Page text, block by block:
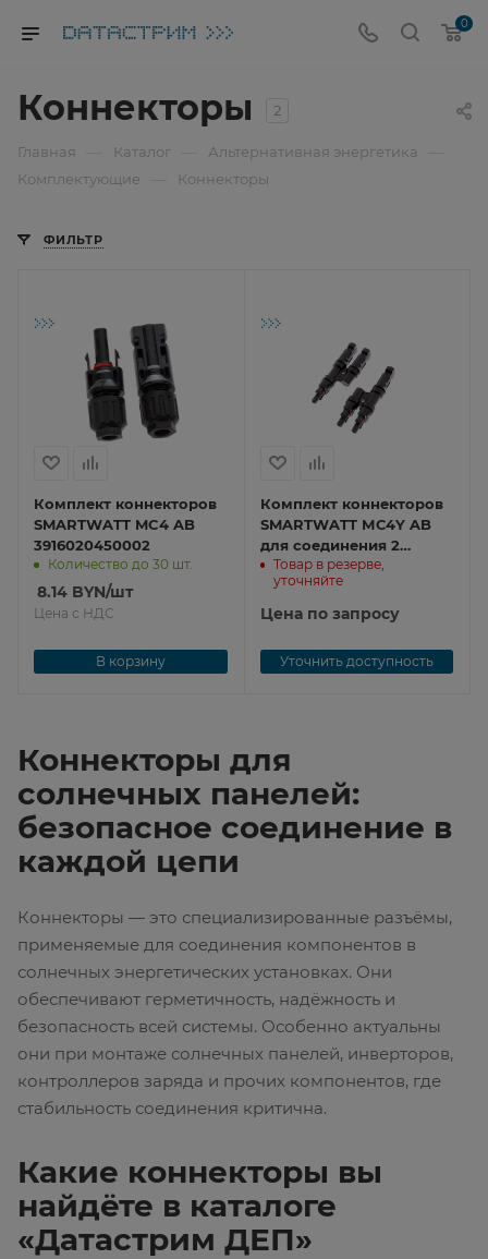
0
Коннекторы 2
Главная Каталог Альтернативная энергетика
Комплектующие Коннекторы
ФИЛЬТР
Комплект коннекторов
SMARTWATT MC4 AB
3916020450002
Количество до 30 шт.
8.14 BYN/шт
Цена с НДС
В корзину
Комплект коннекторов
SMARTWATT МС4Y AB
для соединения 2
стрингов в 1
3916020450009
Товар в резерве,
уточняйте
Цена по запросу
Уточнить доступность
Коннекторы для
солнечных панелей:
безопасное соединение в
каждой цепи
Коннекторы — это специализированные разъёмы,
применяемые для соединения компонентов в
солнечных энергетических установках. Они
обеспечивают герметичность, надёжность и
безопасность всей системы. Особенно актуальны
они при монтаже солнечных панелей, инверторов,
контроллеров заряда и прочих компонентов, где
стабильность соединения критична.
Какие коннекторы вы
найдёте в каталоге
«Датастрим ДЕП»